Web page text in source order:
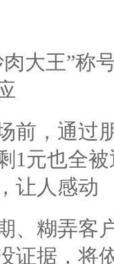
大王”称
前，通过
1元也全
让人感动
、糊弄客
证据，将